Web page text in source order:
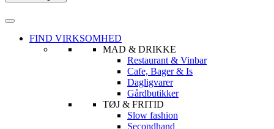
FIND VIRKSOMHED
MAD & DRIKKE
Restaurant & Vinbar
Cafe, Bager & Is
Dagligvarer
Gårdbutikker
TØJ & FRITID
Slow fashion
Secondhand